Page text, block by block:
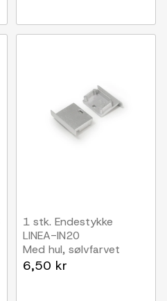
1 stk. Endestykke
LINEA-IN20
Med hul, sølvfarvet
6,50 kr